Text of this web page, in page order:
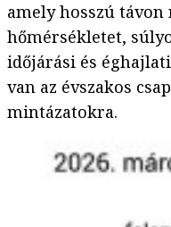
amely hosszú
hőmérsékletet,
időjárási és
van az évszakos
mintázatokra.